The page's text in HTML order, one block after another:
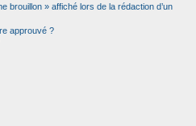
brouillon » affiché lors de la rédaction d’un
approuvé ?